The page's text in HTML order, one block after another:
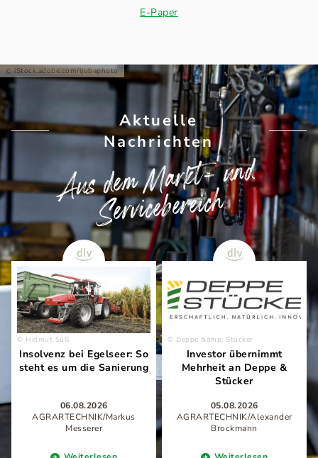
E-Paper
iStock.adobe.com/ljubaphoto
Aktuelle
Nachrichten
Aus dem
Markt- und
Servicebereich
Helmut Süß
Insolvenz bei Egelseer: So
steht es um die Sanierung
06.08.2026
AGRARTECHNIK/Markus
Messerer
Deppe &amp; Stücker
Investor übernimmt
Mehrheit an Deppe &
Stücker
05.08.2026
AGRARTECHNIK/Alexander
Brockmann